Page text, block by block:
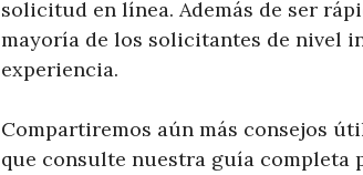
solicitud en línea. Además de ser
mayoría de los solicitantes de nivel
experiencia.
Compartiremos aún más consejos
que consulte nuestra guía completa